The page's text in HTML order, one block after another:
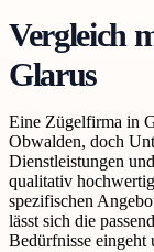
Vergleich
Glarus
Eine Zügelfirma in
Obwalden, doch
Dienstleistungen
qualitativ
spezifischen
lässt sich die
Bedürfnisse eingeht